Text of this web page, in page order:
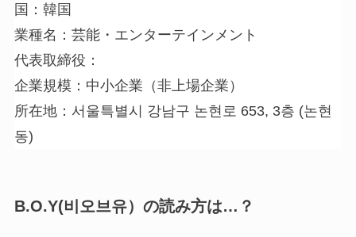
国：韓国
業種名：芸能・エンターテインメント
代表取締役：
企業規模：中小企業（非上場企業）
所在地：서울특별시 강남구 논현로 653, 3층 (논현
동)
B.O.Y(비오브유）の読み方は…？